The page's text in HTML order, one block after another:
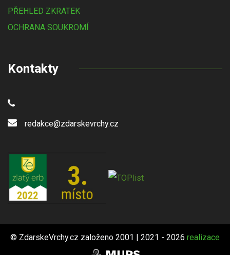
PŘEHLED ZKRATEK
OCHRANA SOUKROMÍ
Kontakty
redakce@zdarskevrchy.cz
© ZdarskeVrchy.cz založeno 2001 | 2021 - 2026 realizace